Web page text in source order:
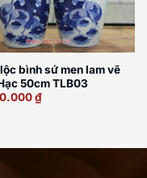
bình sứ men lam vẽ
50cm TLB03
₫